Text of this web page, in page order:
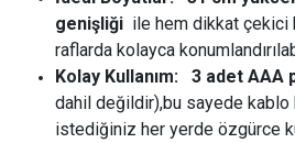
genişliği ile hem dikkat çekici
raflarda kolayca
Kolay Kullanım:
3 adet AAA
dahil değildir),bu sayede kablo
istediğiniz her yerde özgürce